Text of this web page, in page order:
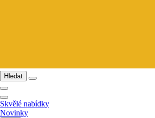
Hledat
Skvělé nabídky
Novinky